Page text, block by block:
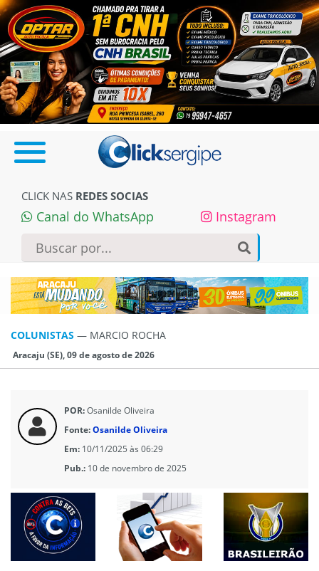
CLICK NAS REDES SOCIAS
Canal do WhatsApp Instagram
COLUNISTAS — MARCIO ROCHA
Aracaju (SE), 09 de agosto de 2026
POR:Osanilde Oliveira
Fonte:Osanilde Oliveira
Em: 10/11/2025 às 06:29
Pub.: 10 de novembro de 2025